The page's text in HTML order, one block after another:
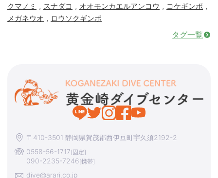
クマノミ , スナダコ , オオモンカエルアンコウ , コケギンポ ,
メガネウオ , ロウソクギンポ
タグ一覧
〒410-3501 静岡県賀茂郡西伊豆町宇久須2192-2
0558-56-1717[固定]
090-2235-7246[携帯]
dive@arari.co.jp